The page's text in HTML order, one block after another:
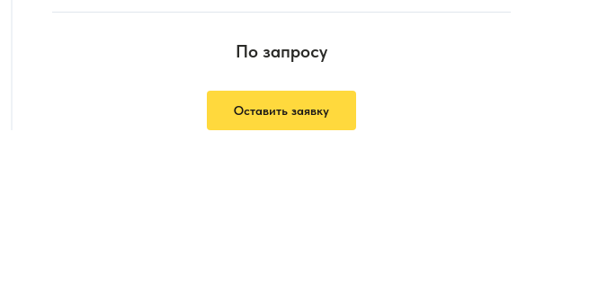
По запросу
Оставить заявку